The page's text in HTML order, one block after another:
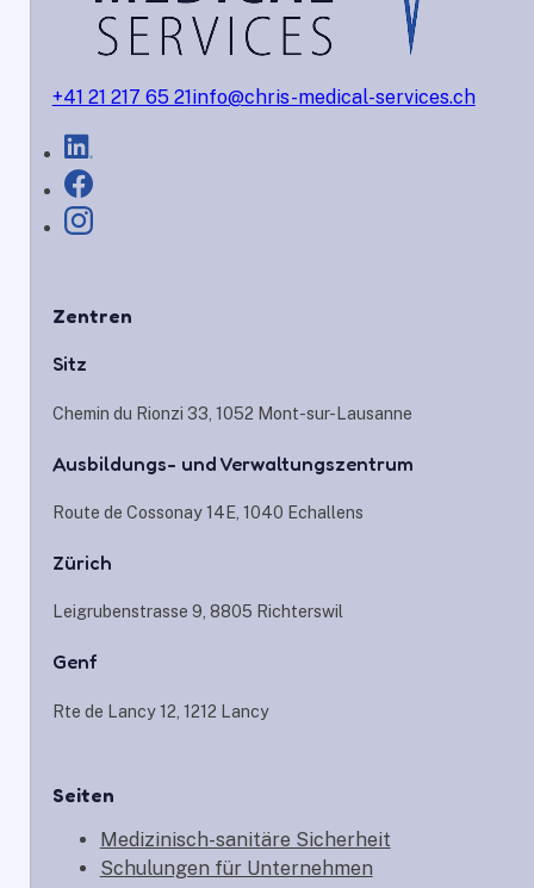
+41 21 217 65 21 info@chris-medical-services.ch
Zentren
Sitz
Chemin du Rionzi 33, 1052 Mont-sur-Lausanne
Ausbildungs- und Verwaltungszentrum
Route de Cossonay 14E, 1040 Echallens
Zürich
Leigrubenstrasse 9, 8805 Richterswil
Genf
Rte de Lancy 12, 1212 Lancy
Seiten
Medizinisch-sanitäre Sicherheit
Schulungen für Unternehmen